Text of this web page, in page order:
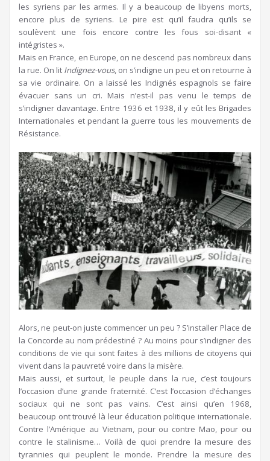
les syriens par les armes. Il y a beaucoup de libyens morts,
encore plus de syriens. Le pire est qu’il faudra qu’ils se
soulèvent une fois encore contre les fous soi-disant «
intégristes ».
Mais en France, en Europe, on ne descend pas nombreux dans
la rue. On lit Indignez-vous, on s’indigne un peu et on retourne à
sa vie ordinaire. On a laissé les Indignés espagnols se faire
évacuer sans un cri. Mais n’est-il pas venu le temps de
s’indigner davantage. Entre 1936 et 1938, il y eût les Brigades
Internationales et pendant la guerre tous les mouvements de
Résistance.
Alors, ne peut-on juste commencer un peu ? S’installer Place de
la Concorde au nom prédestiné ? Au moins pour s’indigner des
conditions de vie qui sont faites à des millions de citoyens qui
vivent dans la pauvreté voire dans la misère.
Mais aussi, et surtout, le peuple dans la rue, c’est toujours
l’occasion d’une grande fraternité. C’est l’occasion d’échanges
sociaux qui ne sont pas vains. C’est ainsi qu’en 1968,
beaucoup ont trouvé là leur éducation politique internationale.
Contre l’Amérique au Vietnam, pour ou contre Mao, pour ou
contre le stalinisme… Voilà de quoi prendre la mesure des
tyrannies qui peuplent le monde. Prendre la mesure des